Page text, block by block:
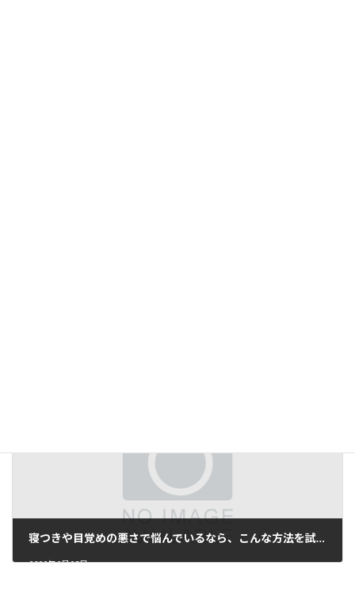
寝つきや目覚めの悪さで悩んでいるなら、こんな方法を試してみませんか？
2022年2月25日